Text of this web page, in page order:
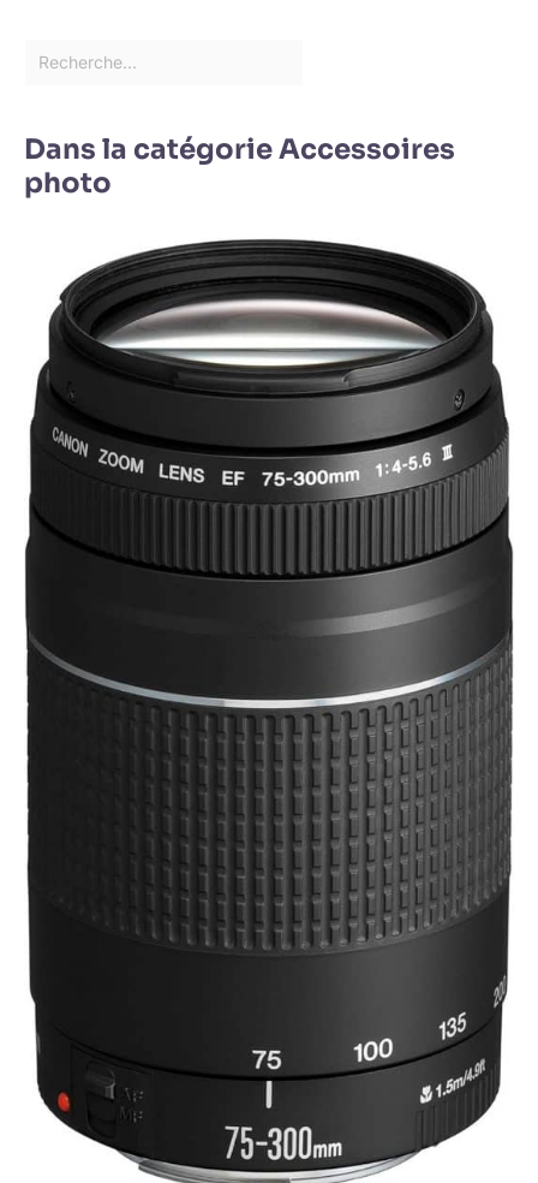
Dans la catégorie Accessoires
photo